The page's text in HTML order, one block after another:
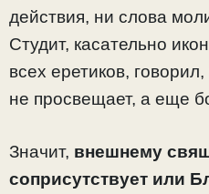
действия, ни слова
Студит, касательно
всех еретиков,
не просвещает, а еще
Значит, внешнему
соприсутствует или